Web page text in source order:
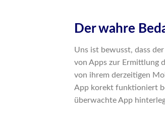
Der wahre
Uns ist bewusst, dass
von Apps zur Ermittlung
von ihrem derzeitigen
App korekt funktioniert
überwachte App